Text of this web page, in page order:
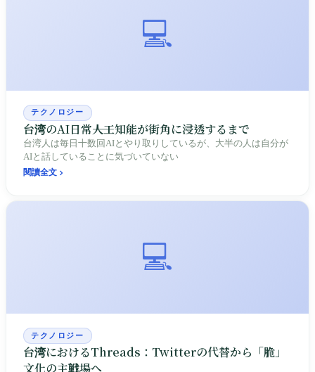
💻
テクノロジー
台湾のAI日常――人工知能が街角に浸透するまで
台湾人は毎日十数回AIとやり取りしているが、大半の人は自分が
AIと話していることに気づいていない
閱讀全文
💻
テクノロジー
台湾におけるThreads：Twitterの代替から「脆」
文化の主戦場へ